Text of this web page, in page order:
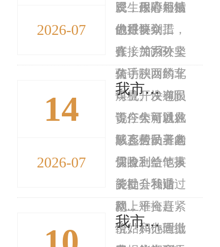
观，用心用情
做好群众工
作，加力攻坚
信访积...
民生保障短板
的重要举措，
直接关系外卖
骑手、网约车
司机、快递员
等广大新就业
形态劳动者的
切身利益，事
关社会和谐
稳...
2026-07
资，政府补贴
也很快到
账！”前不
久，陕西麟北
煤业开发有限
责任公司通风
队瓦检员王鑫
震收到一笔技
能提升补贴
款，难掩喜
悦。和他同批
14
2026-07
我市开展城乡居民养老保险社会资助缴费惠及四千余人 “听
说今年可以在
城乡居民养老
保险上给他人
资助，我通过
网上平台赶紧
给姑妈办理缴
我市通过智能化考核锻造高素质工勤人才队伍 近